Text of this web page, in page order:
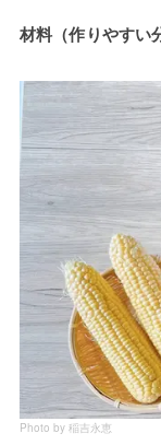
材料（作りやすい
Photo by 稲吉永恵